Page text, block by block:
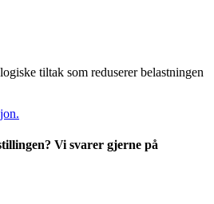
tiltak som reduserer belastningen
Vi svarer gjerne på